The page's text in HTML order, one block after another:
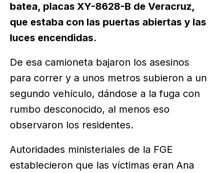
batea, placas XY-8628-B de Veracruz,
que estaba con las puertas abiertas y las
luces encendidas.
De esa camioneta bajaron los asesinos
para correr y a unos metros subieron a un
segundo vehículo, dándose a la fuga con
rumbo desconocido, al menos eso
observaron los residentes.
Autoridades ministeriales de la FGE
establecieron que las víctimas eran Ana